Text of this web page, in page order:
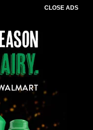
CLOSE ADS